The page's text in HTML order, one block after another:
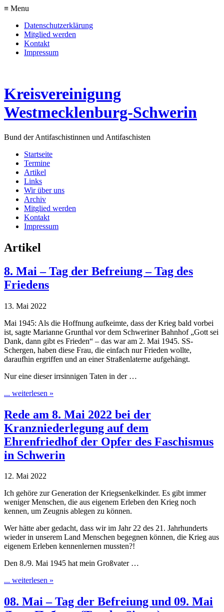
≡ Menu
Datenschutzerklärung
Mitglied werden
Kontakt
Impressum
Kreisvereinigung
Westmecklenburg-Schwerin
Bund der Antifaschistinnen und Antifaschisten
Startseite
Termine
Artikel
Links
Wir über uns
Archiv
Mitglied werden
Kontakt
Impressum
Artikel
8. Mai – Tag der Befreiung – Tag des
Friedens
13. Mai 2022
Mai 1945: Als die Hoffnung aufkeimte, dass der Krieg bald vorbei
ist, sagte Marianne Grunthal vor dem Schweriner Bahnhof „Gott sei
Dank, dann gibt es Frieden“ – das war am 2. Mai 1945. SS-
Schergen, haben diese Frau, die einfach nur Frieden wollte,
daraufhin ergriffen und an einer Straßenlaterne aufgehängt.
Nur eine dieser irrsinnigen Taten in der …
... weiterlesen »
Rede am 8. Mai 2022 bei der
Kranzniederlegung auf dem
Ehrenfriedhof der Opfer des Faschismus
in Schwerin
12. Mai 2022
Ich gehöre zur Generation der Kriegsenkelkinder. Es gibt immer
weniger Menschen, die aus eigenem Erleben den Krieg noch
kennen, um Zeugnis ablegen zu können.
Wer hätte aber gedacht, dass wir im Jahr 22 des 21. Jahrhunderts
wieder in unserem Land Menschen begegnen können, die Krieg aus
eigenem Erleben kennenlernen mussten?!
Den 8./9. Mai 1945 hat mein Großvater …
... weiterlesen »
08. Mai – Tag der Befreiung und 09. Mai